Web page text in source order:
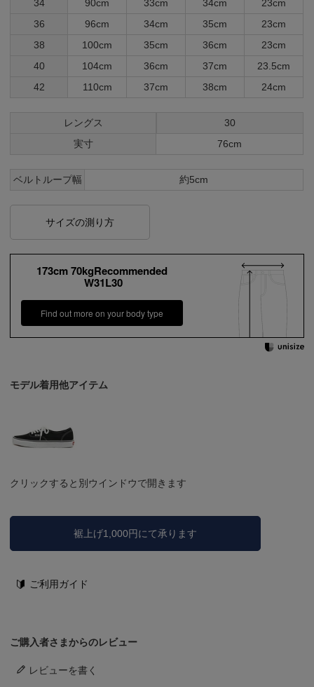
34 90cm 33cm 34cm
23cm
36
96cm 34cm 35cm
23cm
38
100cm 35cm 36cm
23cm
40
104cm 36cm 37cm
23.5cm
42
110cm 37cm 38cm 24cm
レングス
30
実寸
76cm
ベルトループ幅 約5cm
サイズの測り方
173cm 70kgRecommended
W31L30
Find out more on your body type
モデル着用他アイテム
クリックすると別ウインドウで開きます
裾上げ1,000円にて承ります
ご利用ガイド
ご購入者さまからのレビュー
レビューを書く